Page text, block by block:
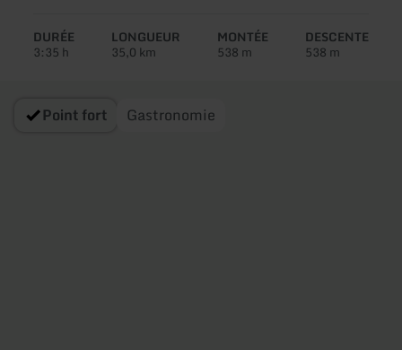
circuit:
DURÉE
3:35 h
LONGUEUR
35,0 km
MONTÉE
538 m
DESCENTE
538 m
Point fort Gastronomie